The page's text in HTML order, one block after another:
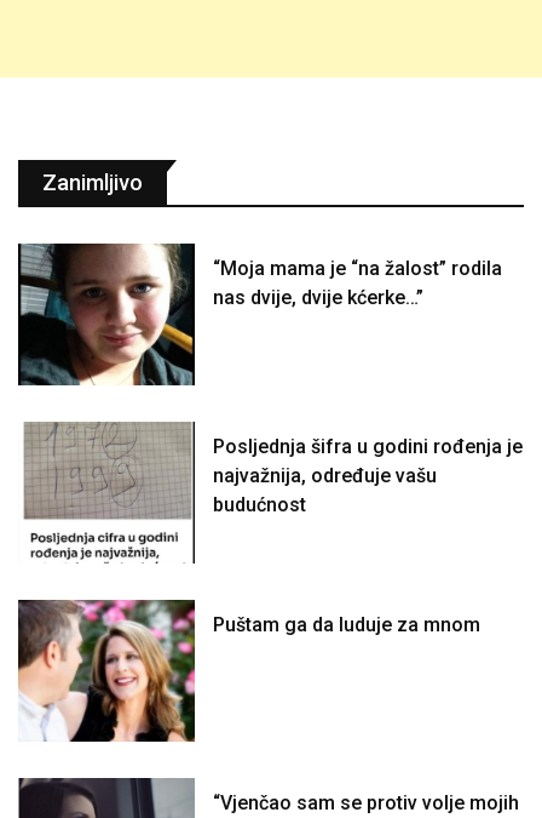
Zanimljivo
“Moja mama je “na žalost” rodila
nas dvije, dvije kćerke…”
Posljednja šifra u godini rođenja je
najvažnija, određuje vašu
budućnost
Puštam ga da luduje za mnom
“Vjenčao sam se protiv volje mojih